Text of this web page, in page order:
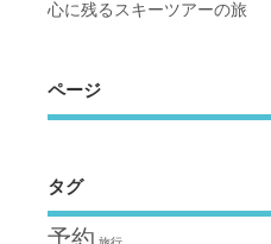
心に残るスキーツアーの旅
ページ
タグ
予約